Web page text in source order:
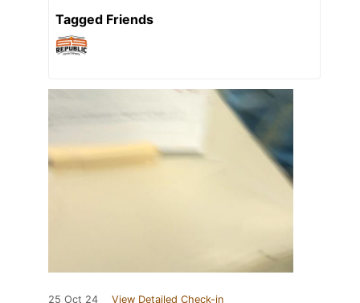
Tagged Friends
25 Oct 24 View Detailed Check-in